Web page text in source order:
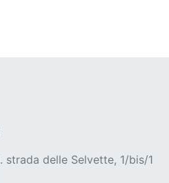
strada delle Selvette, 1/bis/1